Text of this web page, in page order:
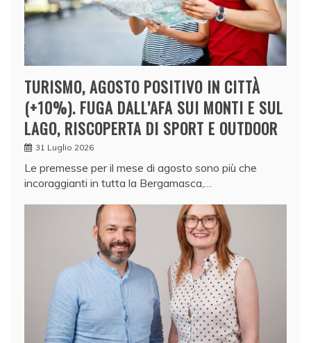
TURISMO, AGOSTO POSITIVO IN CITTÀ
(+10%). FUGA DALL’AFA SUI MONTI E SUL
LAGO, RISCOPERTA DI SPORT E OUTDOOR
31 Luglio 2026
Le premesse per il mese di agosto sono più che
incoraggianti in tutta la Bergamasca,…